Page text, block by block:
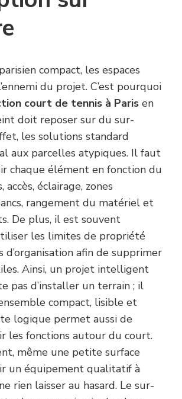
compact, les espaces
du projet. C’est pourquoi
court de tennis à Paris en
doit reposer sur du sur-
les solutions standard
aux parcelles atypiques. Il faut
chaque élément en fonction du
éclairage, zones
rangement du matériel et
De plus, il est souvent
les limites de propriété
d’organisation afin de supprimer
Ainsi, un projet intelligent
pas d’installer un terrain ; il
compact, lisible et
logique permet aussi de
les fonctions autour du court.
même une petite surface
un équipement qualitatif à
rien laisser au hasard. Le sur-